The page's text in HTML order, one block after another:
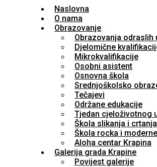
Naslovna
O nama
Obrazovanje
Obrazovanja odraslih
Djelomične
Mikrokvalifikacije
Osobni asistent
Osnovna škola
Srednjoškolsko
Tečajevi
Održane edukacije
Tjedan cjeloživotnog
Škola slikanja i crtanja
Škola rocka i
Aloha centar Krapina
Galerija grada Krapine
Povijest galerije